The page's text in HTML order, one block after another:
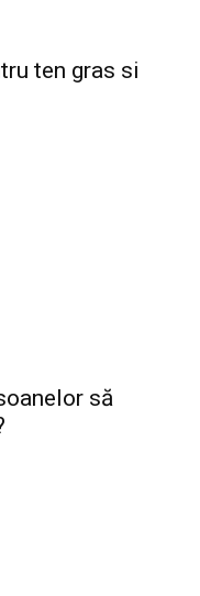
ten gras si
să